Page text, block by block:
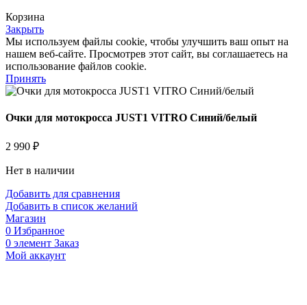
Корзина
Закрыть
Мы используем файлы cookie, чтобы улучшить ваш опыт на
нашем веб-сайте. Просмотрев этот сайт, вы соглашаетесь на
использование файлов cookie.
Принять
Очки для мотокросса JUST1 VITRO Синий/белый
2 990 ₽
Нет в наличии
Добавить для сравнения
Добавить в список желаний
Магазин
0 Избранное
0 элемент Заказ
Мой аккаунт